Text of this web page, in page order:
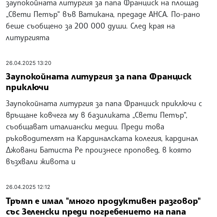
заупокойната литургия за папа Франциск на площад
„Свети Петър“ във Ватикана, предаде АНСА. По-рано
беше съобщено за 200 000 души. След края на
литургията
26.04.2025 13:20
Заупокойната литургия за папа Франциск
приключи
Заупокойната литургия за папа Франциск приключи с
връщане ковчега му в базиликата „Свети Петър“,
съобщават италиански медии. Преди това
ръководителят на Кардиналската колегия, кардинал
Джовани Батиста Ре произнесе проповед, в която
възхвали живота и
26.04.2025 12:12
Тръмп е имал "много продуктивен разговор"
със Зеленски преди погребението на папа